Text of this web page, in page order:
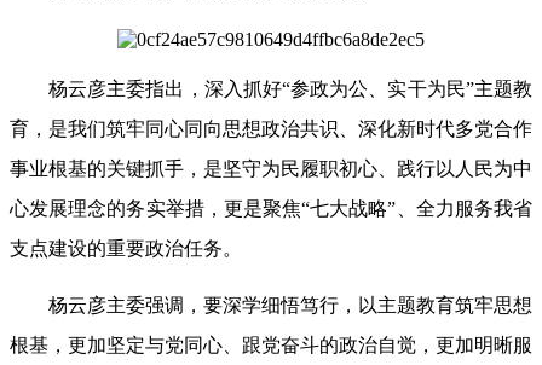
杨云彦主委指出，深入抓好“参政为公、实干为民”主题教
育，是我们筑牢同心同向思想政治共识、深化新时代多党合作
事业根基的关键抓手，是坚守为民履职初心、践行以人民为中
心发展理念的务实举措，更是聚焦“七大战略”、全力服务我省
支点建设的重要政治任务。
杨云彦主委强调，要深学细悟笃行，以主题教育筑牢思想
根基，更加坚定与党同心、跟党奋斗的政治自觉，更加明晰服